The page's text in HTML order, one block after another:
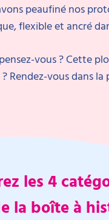
peaufiné nos
flexible et ancré
vous ? Cette
Rendez-vous dans
les 4
la boîte à